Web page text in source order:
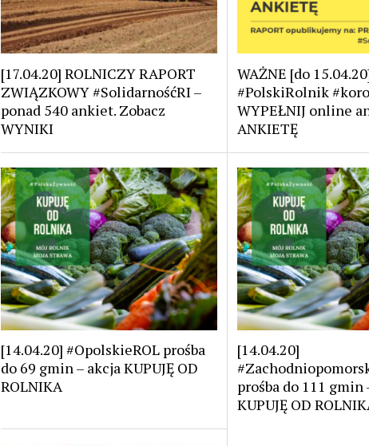
[17.04.20] ROLNICZY RAPORT
ZWIĄZKOWY #SolidarnośćRI –
ponad 540 ankiet. Zobacz
WYNIKI
WAŻNE [do
#PolskiRolnik
WYPEŁNIJ online
ANKIETĘ
[14.04.20] #OpolskieROL prośba
do 69 gmin – akcja KUPUJĘ OD
ROLNIKA
[14.04.20]
prośba do 111 gmin
KUPUJĘ OD